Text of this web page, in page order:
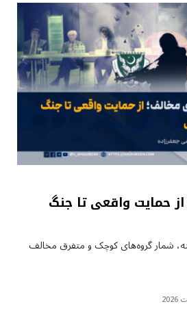
حمایت واقعی تا جنگ
شمار گروه‌های کوچک و متفرق مخالف